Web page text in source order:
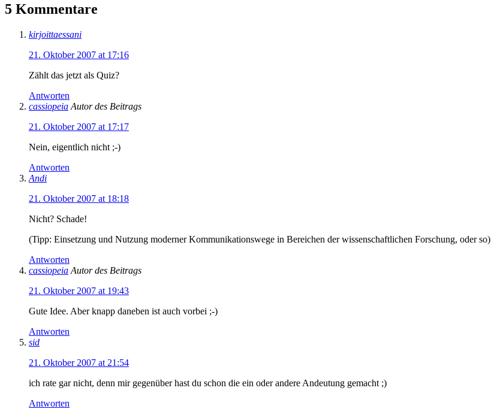
5 Kommentare
kirjoittaessani
21. Oktober 2007 at 17:16
Zählt das jetzt als Quiz?
Antworten
cassiopeia Autor des Beitrags
21. Oktober 2007 at 17:17
Nein, eigentlich nicht ;-)
Antworten
Andi
21. Oktober 2007 at 18:18
Nicht? Schade!
(Tipp: Einsetzung und Nutzung moderner Kommunikationswege in Bereichen der wissenschaftlichen Forschung, oder so)
Antworten
cassiopeia Autor des Beitrags
21. Oktober 2007 at 19:43
Gute Idee. Aber knapp daneben ist auch vorbei ;-)
Antworten
sid
21. Oktober 2007 at 21:54
ich rate gar nicht, denn mir gegenüber hast du schon die ein oder andere Andeutung gemacht ;)
Antworten